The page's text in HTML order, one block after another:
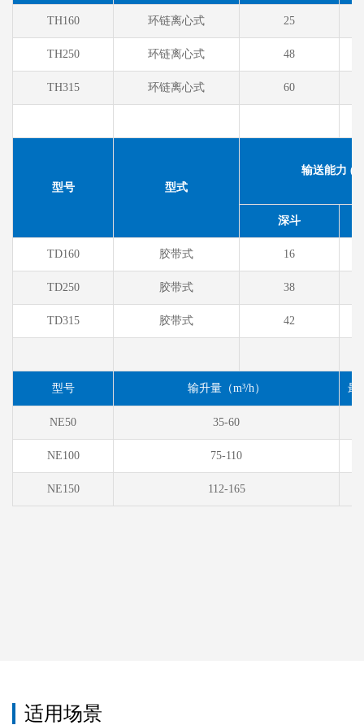
TH160 环链离心式 25
TH250 环链离心式 48
TH315 环链离心式 60
型号 型式
输送能力
深斗
TD160 胶带式 16
TD250 胶带式 38
TD315 胶带式 42
型号 输升量（m³/h） 最
NE50 35-60
NE100 75-110
NE150 112-165
适用场景